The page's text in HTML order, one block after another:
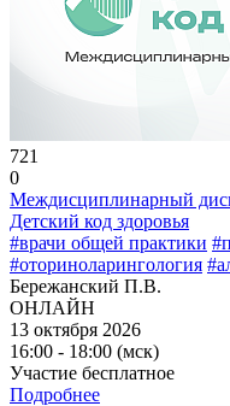
721
0
Междисциплинарный
Детский код здоровья
#врачи общей практики
#оториноларингология
Бережанский П.В.
ОНЛАЙН
13 октября 2026
16:00 - 18:00 (мск)
Участие бесплатное
Подробнее